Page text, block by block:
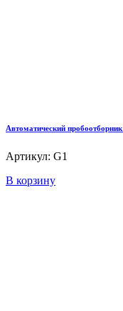
Автоматический
Артикул: G1
В корзину